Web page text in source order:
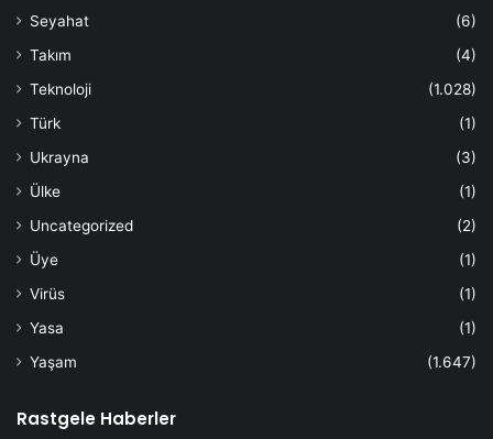
Seyahat
(6)
Takım
(4)
Teknoloji
(1.028)
Türk
(1)
Ukrayna
(3)
Ülke
(1)
Uncategorized
(2)
Üye
(1)
Virüs
(1)
Yasa
(1)
Yaşam
(1.647)
Rastgele Haberler